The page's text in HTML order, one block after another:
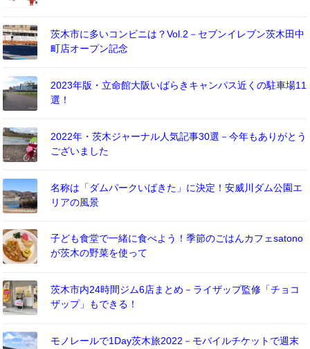
茨木市に多いコンビニは？Vol.2－セブンイレブン茨木田中
町店オープン記念
2023年版・立命館大阪いばらきキャンパス近くの駐車場11
選！
2022年・茨木ジャーナル人気記事30選－今年もありがとう
ございました
名称は「ダムパークいばきた」に決定！安威川ダム公園エ
リアの風景
子ども食堂で一緒に食べよう！季節のごはんカフェsatono
が茨木の野菜を使って
茨木市内24時間ジム6店まとめ－ライザップ監修「チョコ
ザップ」もできる！
モノレールで1Day茨木旅2022－モバイルチケットで週末